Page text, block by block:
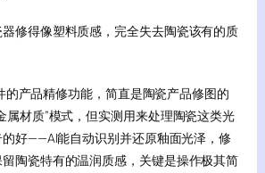
修得像塑料质感，完全失去陶瓷该有的质
产品精修功能，简直是陶瓷产品修图的
属材质”模式，但实测用来处理陶瓷这类光
好——AI能自动识别并还原釉面光泽，修
陶瓷特有的温润质感，关键是操作极其简